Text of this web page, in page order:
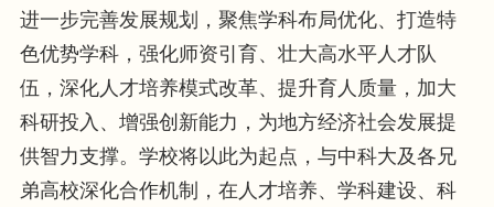
进一步完善发展规划，聚焦学科布局优化、打造特
色优势学科，强化师资引育、壮大高水平人才队
伍，深化人才培养模式改革、提升育人质量，加大
科研投入、增强创新能力，为地方经济社会发展提
供智力支撑。学校将以此为起点，与中科大及各兄
弟高校深化合作机制，在人才培养、学科建设、科